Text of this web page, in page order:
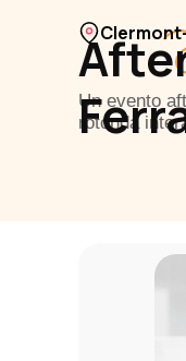
Un evento
rotonda